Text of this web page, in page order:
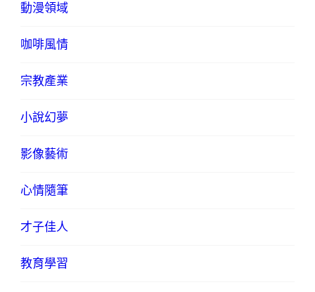
動漫領域
咖啡風情
宗教產業
小說幻夢
影像藝術
心情隨筆
才子佳人
教育學習